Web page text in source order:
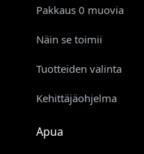
Pakkaus 0 muovia
Näin se toimii
Tuotteiden valinta
Kehittäjäohjelma
Apua